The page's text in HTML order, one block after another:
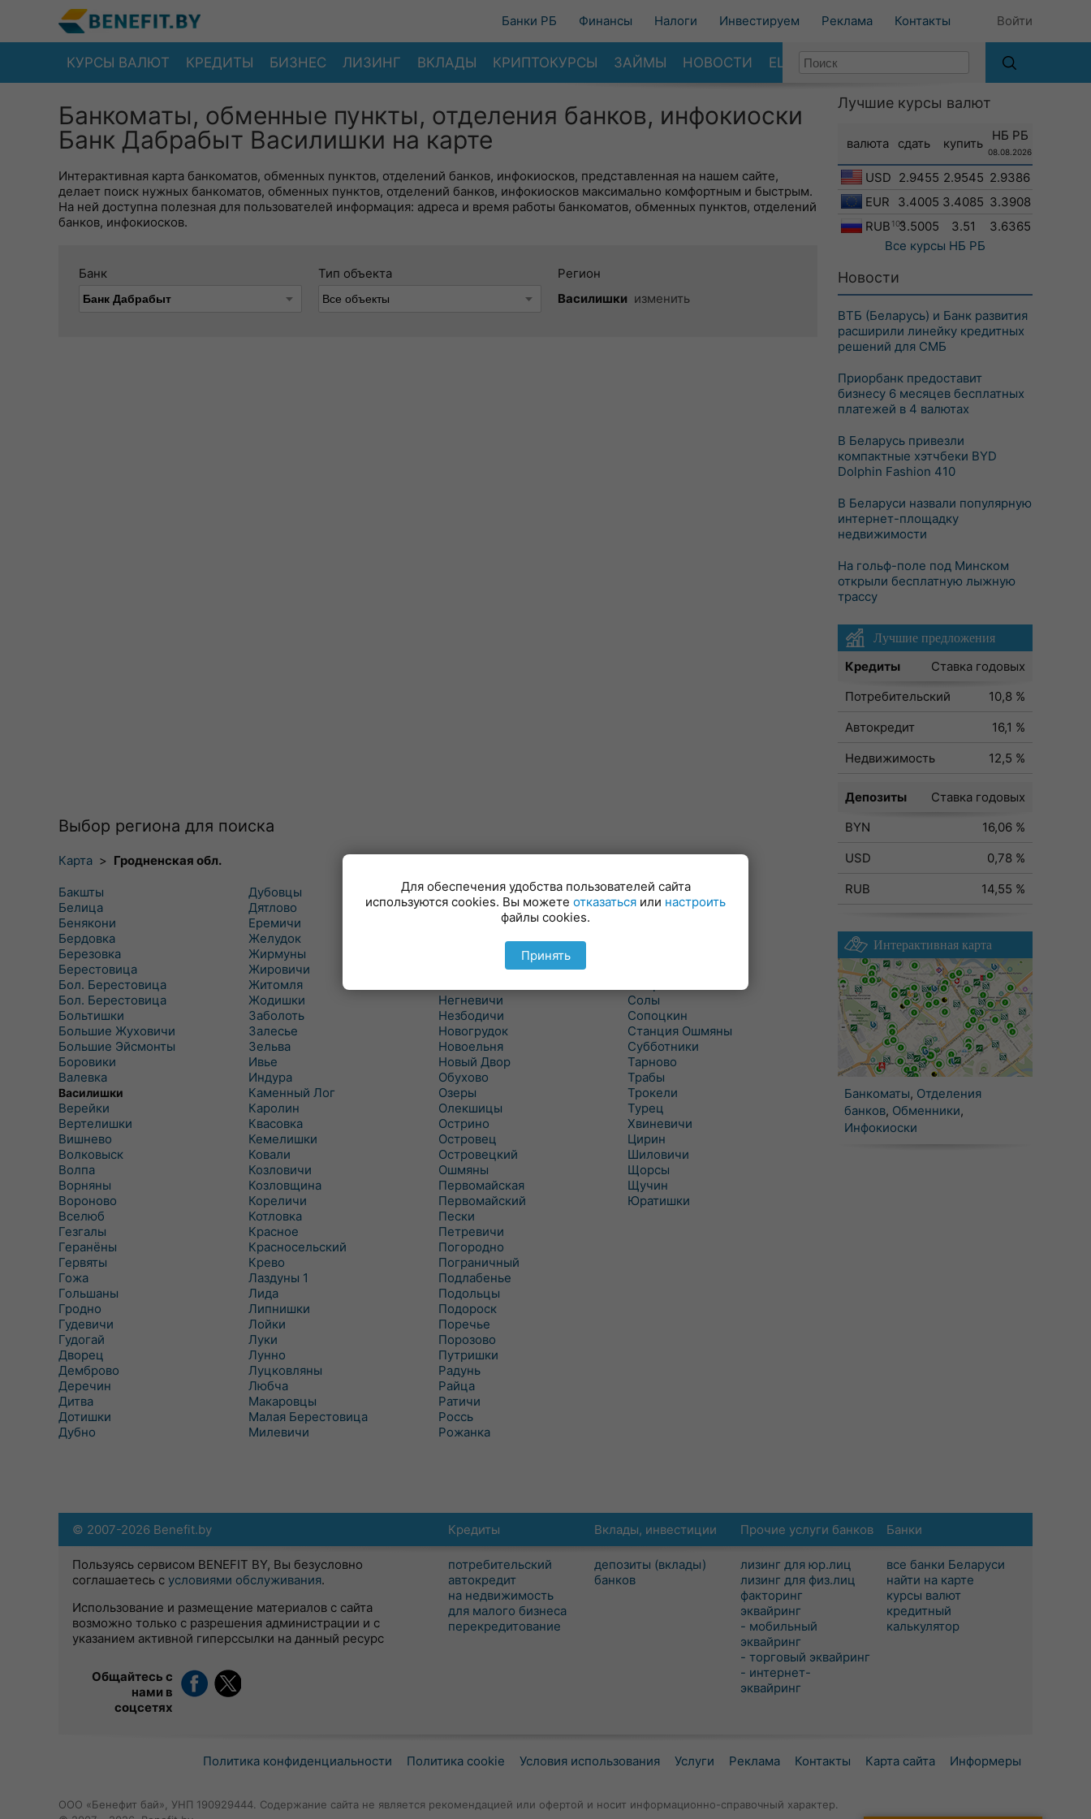
Банки РБ Финансы Налоги Инвестируем Реклама Контакты Войти
КУРСЫ ВАЛЮТ КРЕДИТЫ БИЗНЕС ЛИЗИНГ ВКЛАДЫ КРИПТОКУРСЫ ЗАЙМЫ НОВОСТИ ЕЩЕ
Банкоматы, обменные пункты, отделения банков, инфокиоски
Банк Дабрабыт Василишки на карте
Интерактивная карта банкоматов, обменных пунктов, отделений банков, инфокиосков, представленная на нашем сайте,
делает поиск нужных банкоматов, обменных пунктов, отделений банков, инфокиосков максимально комфортным и быстрым.
На ней доступна полезная для пользователей информация: адреса и время работы банкоматов, обменных пунктов, отделений
банков, инфокиосков.
Банк Тип объекта
Регион
Василишки изменить
Выбор региона для поиска
Карта > Гродненская обл.
Бакшты
Белица
Бенякони
Бердовка
Березовка
Берестовица
Бол. Берестовица
Бол. Берестовица
Больтишки
Большие Жуховичи
Большие Эйсмонты
Боровики
Валевка
Василишки
Верейки
Вертелишки
Вишнево
Волковыск
Волпа
Ворняны
Вороново
Вселюб
Гезгалы
Геранёны
Гервяты
Гожа
Гольшаны
Гродно
Гудевичи
Гудогай
Дворец
Демброво
Деречин
Дитва
Дотишки
Дубно
Дубовцы
Дятлово
Еремичи
Желудок
Жирмуны
Жировичи
Житомля
Жодишки
Заболоть
Залесье
Зельва
Ивье
Индура
Каменный Лог
Каролин
Квасовка
Кемелишки
Ковали
Козловичи
Козловщина
Кореличи
Котловка
Красное
Красносельский
Крево
Лаздуны 1
Лида
Липнишки
Лойки
Луки
Лунно
Луцковляны
Любча
Макаровцы
Малая Берестовица
Милевичи
Минойты
Мир
Михалишки
Можейково
Мосты Правые
Негневичи
Незбодичи
Новогрудок
Новоельня
Новый Двор
Обухово
Озеры
Олекшицы
Острино
Островец
Островецкий
Ошмяны
Первомайская
Первомайский
Пески
Петревичи
Погородно
Пограничный
Подлабенье
Подольцы
Подороск
Поречье
Порозово
Путришки
Радунь
Райца
Ратичи
Роcсь
Рожанка
Россь
Свислочь
Солы
Сопоцкин
Станция Ошмяны
Субботники
Тарново
Трабы
Трокели
Турец
Хвиневичи
Цирин
Шиловичи
Щорсы
Щучин
Юратишки
Лучшие курсы валют
валюта сдать купить
НБ РБ
08.08.2026
USD 2.9455 2.9545 2.9386
EUR
3.4005 3.4085 3.3908
RUB 1003.5005 3.51
3.6365
Все курсы НБ РБ
Новости
ВТБ (Беларусь) и Банк развития
расширили линейку кредитных
решений для СМБ
Приорбанк предоставит
бизнесу 6 месяцев бесплатных
платежей в 4 валютах
В Беларусь привезли
компактные хэтчбеки BYD
Dolphin Fashion 410
В Беларуси назвали популярную
интернет-площадку
недвижимости
На гольф-поле под Минском
открыли бесплатную лыжную
трассу
Лучшие предложения
Кредиты
Ставка годовых
Потребительский
10,8 %
Автокредит
16,1 %
Недвижимость
12,5 %
Депозиты
Ставка годовых
BYN
16,06 %
USD
0,78 %
RUB
14,55 %
Интерактивная карта
Банкоматы, Отделения
банков, Обменники,
Инфокиоски
Кредиты
потребительский
автокредит
на недвижимость
для малого бизнеса
перекредитование
Вклады, инвестиции
депозиты (вклады)
банков
Прочие услуги банков
лизинг для юр.лиц
лизинг для физ.лиц
факторинг
эквайринг
- мобильный
эквайринг
- торговый эквайринг
- интернет-
эквайринг
Банки
все банки Беларуси
найти на карте
курсы валют
кредитный
калькулятор
© 2007-2026 Benefit.by
Пользуясь сервисом BENEFIT BY, Вы безусловно
соглашаетесь с условиями обслуживания.
Использование и размещение материалов с сайта
возможно только с разрешения администрации и с
указанием активной гиперссылки на данный ресурс
Общайтесь с
нами в
соцсетях
Политика конфиденциальности Политика cookie Условия использования Услуги Реклама Контакты Карта сайта Информеры
ООО «Бенефит бай», УНП 190929444. Содержание сайта не является рекомендацией или офертой и носит информационно-справочный характер.
Для обеспечения удобства пользователей сайта
используются cookies. Вы можете отказаться или настроить
файлы cookies.
Принять